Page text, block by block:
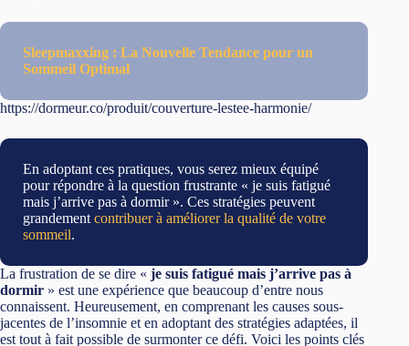
Sleepmaxxing : La Nouvelle Tendance pour un
Sommeil Optimal
https://dormeur.co/produit/couverture-lestee-harmonie/
En adoptant ces pratiques, vous serez mieux équipé
pour répondre à la question frustrante « je suis fatigué
mais j’arrive pas à dormir ». Ces stratégies peuvent
grandement contribuer à améliorer la qualité de votre
sommeil.
La frustration de se dire « je suis fatigué mais j’arrive pas à
dormir » est une expérience que beaucoup d’entre nous
connaissent. Heureusement, en comprenant les causes sous-
jacentes de l’insomnie et en adoptant des stratégies adaptées, il
est tout à fait possible de surmonter ce défi. Voici les points clés